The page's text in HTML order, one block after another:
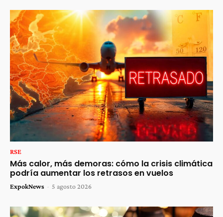
RSE
Más calor, más demoras: cómo la crisis climática
podría aumentar los retrasos en vuelos
ExpokNews - 5 agosto 2026